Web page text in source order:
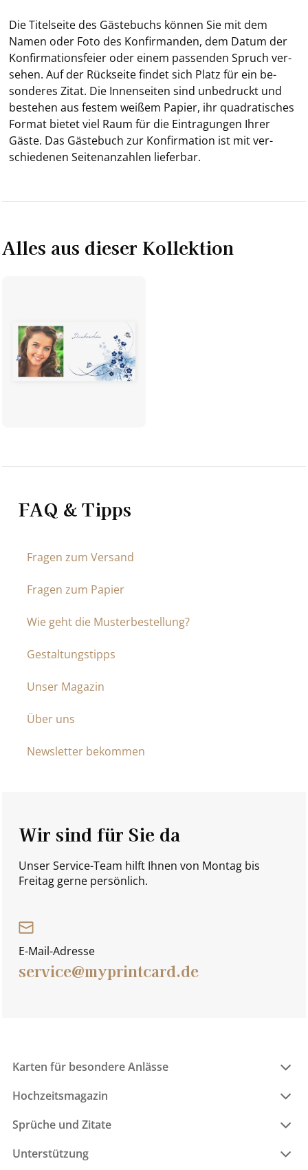
Die Ti­tel­sei­te des Gäs­te­buchs kön­nen Sie mit dem
Namen oder Foto des Kon­fir­man­den, dem Datum der
Kon­fir­ma­ti­ons­fei­er oder einem pas­sen­den Spruch ver­
se­hen. Auf der Rück­sei­te fin­det sich Platz für ein be­
son­de­res Zitat. Die In­nen­sei­ten sind un­be­druckt und
be­stehen aus fes­tem wei­ßem Pa­pier, ihr qua­dra­ti­sches
For­mat bie­tet viel Raum für die Ein­tra­gun­gen Ihrer
Gäste. Das Gäs­te­buch zur Kon­fir­ma­ti­on ist mit ver­
schie­de­nen Sei­ten­an­zah­len lie­fer­bar.
Alles aus dieser Kollektion
FAQ & Tipps
Fragen zum Versand
Fragen zum Papier
Wie geht die Musterbestellung?
Gestaltungstipps
Unser Magazin
Über uns
Newsletter bekommen
Wir sind für Sie da
Unser Service-Team hilft Ihnen von Montag bis
Freitag gerne persönlich.
E-Mail-Adresse
service@myprintcard.de
Karten für besondere Anlässe
Hochzeitsmagazin
Sprüche und Zitate
Unterstützung